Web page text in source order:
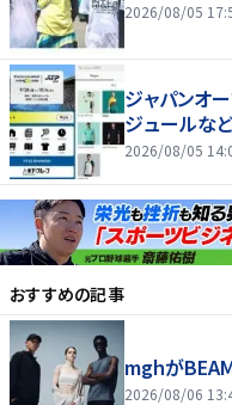
2026/08/05
ジャパンオ
ジュールな
2026/08/05
おすすめの記事
mghが
2026/08/06